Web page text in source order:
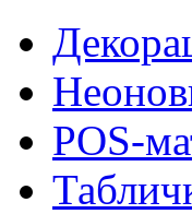
POS-